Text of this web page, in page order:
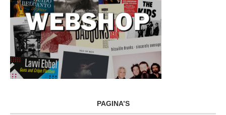
PAGINA’S